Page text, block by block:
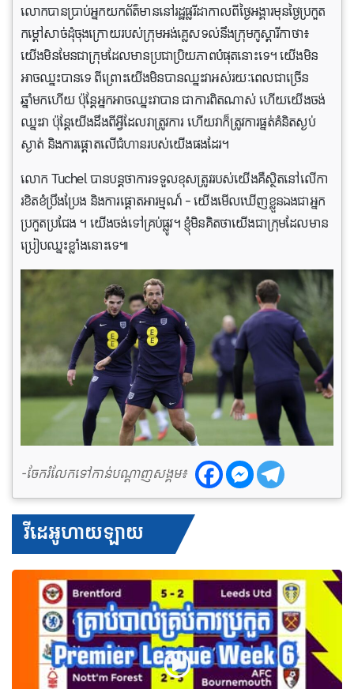
លោកបានប្រាប់អ្នកយកព័ត៌មាននៅរដ្ឋផ្លរីដាកាលពីថ្ងៃអង្គារមុនថ្ងៃប្រកួត
កម្ដៅសាច់ដុំចុងក្រោយរបស់ក្រុមអង់គ្លេសទល់នឹងក្រុមកូស្តារីកាថា៖
យើងមិនមែនជាក្រុមដែលមានប្រជាប្រិយភាពបំផុតនោះទេ។ យើងមិន
អាចឈ្នះបានទេ ពីព្រោះយើងមិនបានឈ្នះវាអស់រយៈពេលជាច្រើន
ឆ្នាំមកហើយ ប៉ុន្តែអ្នកអាចឈ្នះវាបាន ជាការពិតណាស់ ហើយយើងចង់
ឈ្នះវា ប៉ុន្តែយើងដឹងពីអ្វីដែលវាត្រូវការ ហើយវាក៏ត្រូវការផ្នត់គំនិតស្ងប់
ស្ងាត់ និងការផ្តោតលើជំហានរបស់យើងផងដែរ។
លោក Tuchel បានបន្តថាការទទួលខុសត្រូវរបស់យើងគឺស្ថិតនៅលើកា
រខិតខំប្រឹងប្រែង និងការផ្តោតអារម្មណ៍ – យើងមើលឃើញខ្លួនឯងជាអ្នក
ប្រកួតប្រជែង ។ យើងចង់ទៅគ្រប់ផ្លូវ។ ខ្ញុំមិនគិតថាយើងជាក្រុមដែលមាន
ប្រៀបឈ្នះខ្លាំងនោះទេ៕
-ចែករំលែកទៅកាន់បណ្តាញសង្គម៖
វីដេអូហាយឡាយ